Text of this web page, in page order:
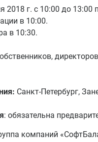
2018 г. c 10:00 до 13:00
в 10:00.
в 10:30.
Санкт-Петербург,
: обязательна
компаний